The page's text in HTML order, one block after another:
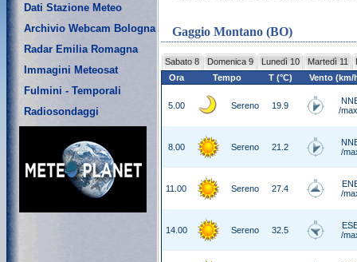
Dati Stazione Meteo
Archivio Webcam Bologna
Radar Emilia Romagna
Immagini Meteosat
Fulmini - Temporali
Radiosondaggi
Gaggio Montano (BO)
Sabato 8 Domenica 9 Lunedì 10 Martedì 11
Ora
Tempo T (°C) Vento (km/
5.00 Sereno 19.9
/
8.00 Sereno 21.2
/
11.00 Sereno 27.4
/
14.00 Sereno 32.5
/